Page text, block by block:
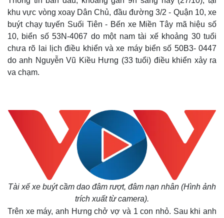
khu vực vòng xoay Dân Chủ, đầu đường 3/2 - Quận 10, xe
buýt chạy tuyến Suối Tiên - Bến xe Miền Tây mã hiệu số
10, biển số 53N-4067 do một nam tài xế khoảng 30 tuổi
chưa rõ lai lịch điều khiển và xe máy biển số 50B3- 0447
do anh Nguyễn Vũ Kiều Hưng (33 tuổi) điều khiển xảy ra
va chạm.
Tài xế xe buýt cầm dao đâm rượt, đâm nạn nhân (Hình ảnh
trích xuất từ camera).
Trên xe máy, anh Hưng chở vợ và 1 con nhỏ. Sau khi anh